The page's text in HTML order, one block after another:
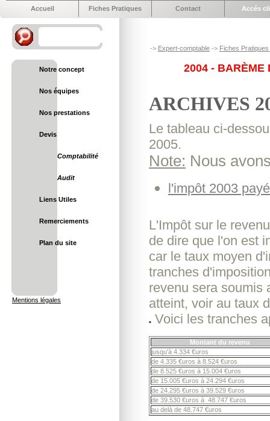
Accueil Fiches Pratiques Contact Accés
Notre concept
Nos équipes
Nos prestations
Devis
Comptabilité
Audit
Liens Utiles
Remerciements
Plan du site
Mentions légales
-> Expert-comptable -> Fiches
2004 - BARÈME
ARCHIVES
Le tableau ci-
2005.
Note: Nous
l'impôt 2003
L'Impôt sur le
de dire que l'on est
car le taux moyen
tranches
revenu sera soumis
atteint, voir au taux
Voici les tranches
Montant du revenu
jusqu'à 4.334 €uros
de 4.335 €uros à 8.524 €uros
de 8.525 €uros à 15.004 €uros
de 15.005 €uros à 24.294 €uros
de 24.295 €uros à 39.529 €uros
de 39.530 €uros à 48.747 €uros
au delà de 48.747 €uros